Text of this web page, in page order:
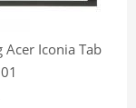
Acer Iconia Tab